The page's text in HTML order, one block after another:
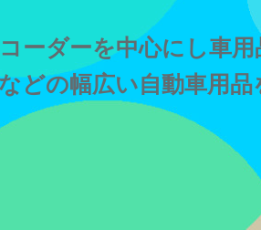
ーダーを中心にし車
どの幅広い自動車用